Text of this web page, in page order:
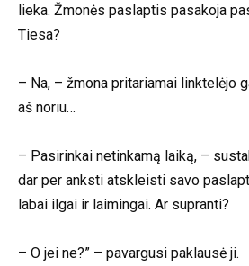
lieka. Žmonės paslaptis pasakoja
Tiesa?
– Na, – žmona pritariamai linktelėjo
aš noriu…
– Pasirinkai netinkamą laiką, –
dar per anksti atskleisti savo
labai ilgai ir laimingai. Ar supranti?
– O jei ne?” – pavargusi paklausė ji.